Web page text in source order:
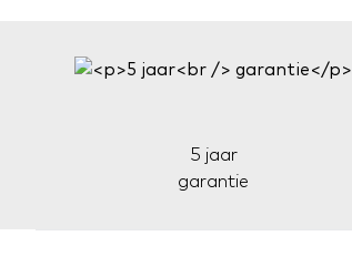
5 jaar
garantie